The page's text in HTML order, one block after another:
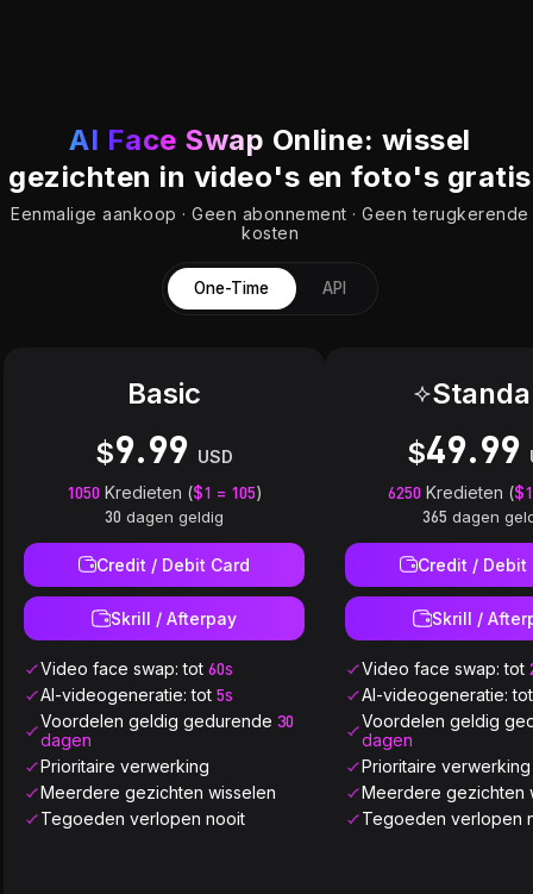
AI Face Swap Online: wissel
gezichten in video's en foto's gratis
Eenmalige aankoop · Geen abonnement · Geen terugkerende
kosten
One-Time API
Basic
9.99
1050Kredieten ($1 = 105)
30 dagen geldig
Credit / Debit Card
Skrill / Afterpay
Video face swap: tot 60s
AI-videogeneratie: tot 5s
Voordelen geldig gedurende 30
dagen
Prioritaire verwerking
Meerdere gezichten wisselen
Tegoeden verlopen nooit
49.99
6250Kredieten (
365 dagen
Credit / Debit
Skrill /
Video face swap: tot
AI-videogeneratie:
Voordelen geldig
dagen
Prioritaire verwerking
Meerdere gezichten
Tegoeden verlopen